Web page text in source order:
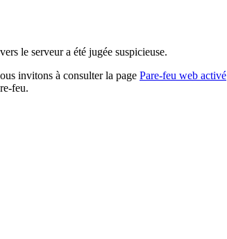
le serveur a été jugée suspicieuse.
invitons à consulter la page Pare-feu web activé
feu.